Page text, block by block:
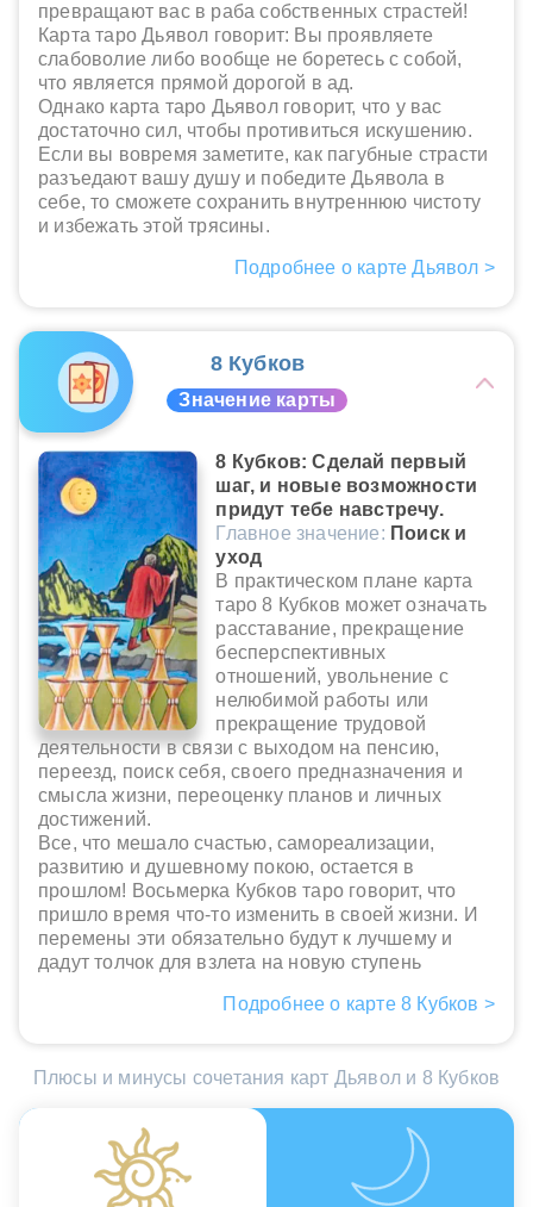
превращают вас в раба собственных страстей!
Карта таро Дьявол говорит: Вы проявляете
слабоволие либо вообще не боретесь с собой,
что является прямой дорогой в ад.
Однако карта таро Дьявол говорит, что у вас
достаточно сил, чтобы противиться искушению.
Если вы вовремя заметите, как пагубные страсти
разъедают вашу душу и победите Дьявола в
себе, то сможете сохранить внутреннюю чистоту
и избежать этой трясины.
Подробнее о карте Дьявол >
8 Кубков
Значение карты
8 Кубков: Сделай первый
шаг, и новые возможности
придут тебе навстречу.
Главное значение: Поиск и
уход
В практическом плане карта
таро 8 Кубков может означать
расставание, прекращение
бесперспективных
отношений, увольнение с
нелюбимой работы или
прекращение трудовой
деятельности в связи с выходом на пенсию,
переезд, поиск себя, своего предназначения и
смысла жизни, переоценку планов и личных
достижений.
Все, что мешало счастью, самореализации,
развитию и душевному покою, остается в
прошлом! Восьмерка Кубков таро говорит, что
пришло время что-то изменить в своей жизни. И
перемены эти обязательно будут к лучшему и
дадут толчок для взлета на новую ступень
Подробнее о карте 8 Кубков >
Плюсы и минусы сочетания карт Дьявол и 8 Кубков